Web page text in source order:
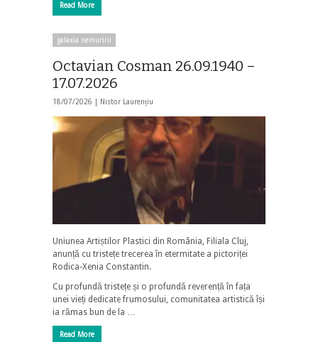
Read More
galaxia nemuririi
Octavian Cosman 26.09.1940 –
17.07.2026
18/07/2026 | Nistor Laurențiu
Uniunea Artiștilor Plastici din România, Filiala Cluj,
anunță cu tristețe trecerea în etermitate a pictoriței
Rodica-Xenia Constantin.
Cu profundă tristețe și o profundă reverență în fața
unei vieți dedicate frumosului, comunitatea artistică își
ia rămas bun de la …
Read More